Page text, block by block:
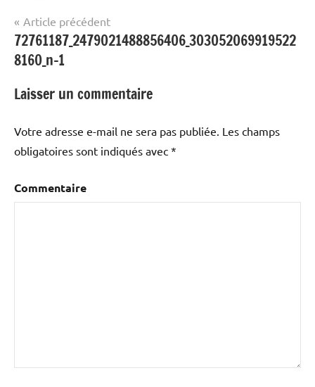
Navigation
de
l’article
Article précédent
72761187_2479021488856406_303052069919522
8160_n-1
Laisser un commentaire
Votre adresse e-mail ne sera pas publiée. Les champs
obligatoires sont indiqués avec *
Commentaire